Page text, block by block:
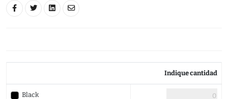
Indique cantidad
Black